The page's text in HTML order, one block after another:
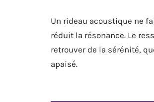
Un rideau acoustique ne
réduit la résonance. Le
retrouver de la sérénité,
apaisé.